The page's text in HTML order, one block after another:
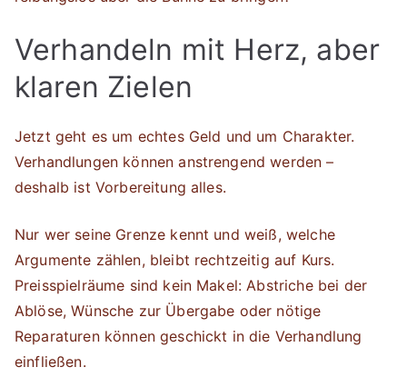
Verhandeln mit Herz, aber
klaren Zielen
Jetzt geht es um echtes Geld und um Charakter.
Verhandlungen können anstrengend werden –
deshalb ist Vorbereitung alles.
Nur wer seine Grenze kennt und weiß, welche
Argumente zählen, bleibt rechtzeitig auf Kurs.
Preisspielräume sind kein Makel: Abstriche bei der
Ablöse, Wünsche zur Übergabe oder nötige
Reparaturen können geschickt in die Verhandlung
einfließen.